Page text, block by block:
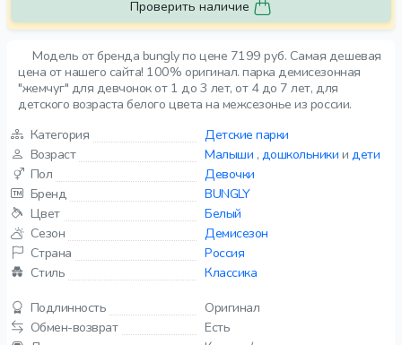
Модель от бренда bungly по цене 7199 руб. Самая дешевая
цена от нашего сайта! 100% оригинал. парка демисезонная
"жемчуг" для девчонок от 1 до 3 лет, от 4 до 7 лет, для
детского возраста белого цвета на межсезонье из россии.
Категория
Детские парки
Возраст
Малыши , дошкольники и дети
Пол
Девочки
Бренд
BUNGLY
Цвет
Белый
Сезон
Демисезон
Страна
Россия
Стиль
Классика
Подлинность
Оригинал
Обмен-возврат
Есть
Проверить наличие